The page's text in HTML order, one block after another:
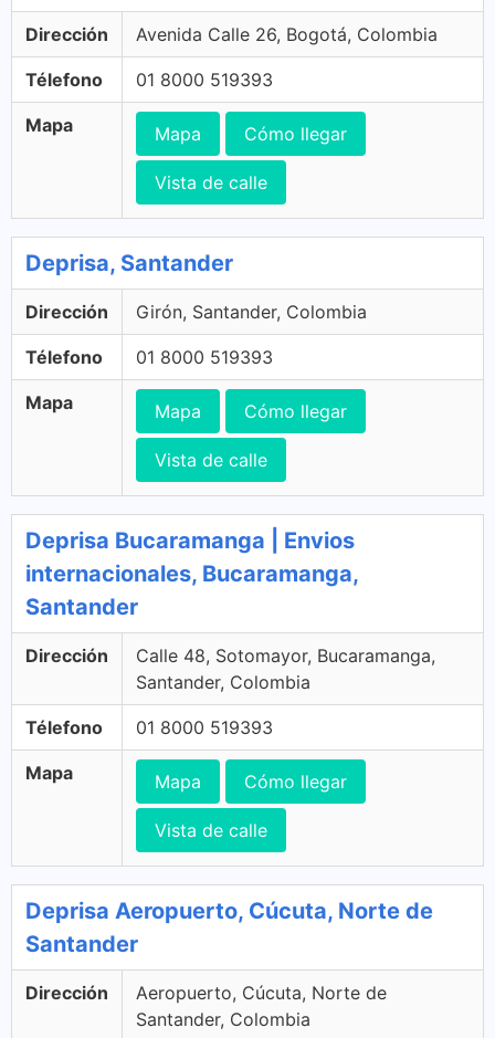
Dirección Avenida Calle 26, Bogotá, Colombia
Télefono 01 8000 519393
Mapa Mapa Cómo llegar
Vista de calle
Deprisa, Santander
Dirección Girón, Santander, Colombia
Télefono 01 8000 519393
Mapa Mapa Cómo llegar
Vista de calle
Deprisa Bucaramanga | Envios
internacionales, Bucaramanga,
Santander
Dirección
Calle 48, Sotomayor, Bucaramanga,
Santander, Colombia
Télefono 01 8000 519393
Mapa Mapa Cómo llegar
Vista de calle
Deprisa Aeropuerto, Cúcuta, Norte de
Santander
Dirección
Aeropuerto, Cúcuta, Norte de
Santander, Colombia